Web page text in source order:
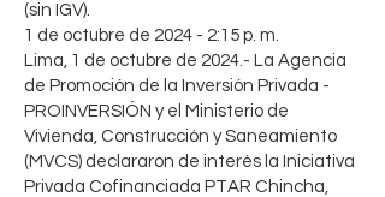
(sin IGV).
1 de octubre de 2024 - 2:15 p. m.
Lima, 1 de octubre de 2024.- La Agencia
de Promoción de la Inversión Privada -
PROINVERSIÓN y el Ministerio de
Vivienda, Construcción y Saneamiento
(MVCS) declararon de interés la Iniciativa
Privada Cofinanciada PTAR Chincha,